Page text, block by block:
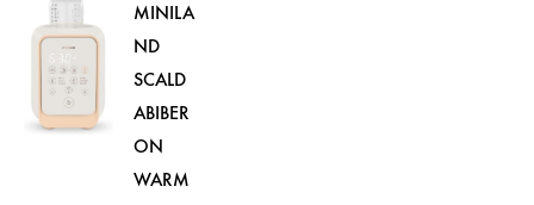
MINILA
ND
SCALD
ABIBER
ON
WARM